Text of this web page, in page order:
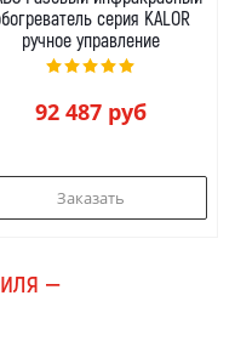
серия KALOR
ручное управление
92 487 руб
Заказать
—